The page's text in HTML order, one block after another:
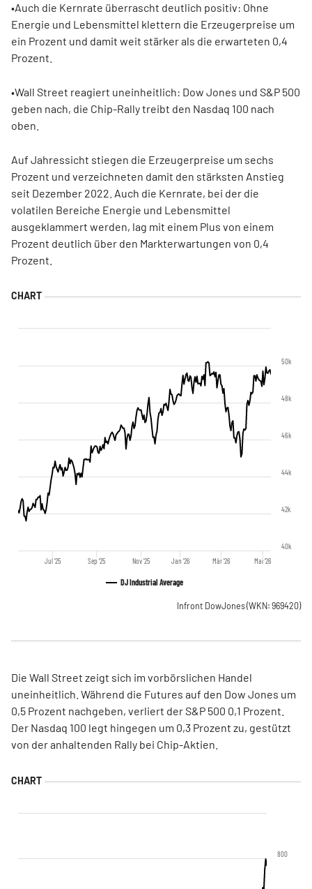
•Auch die Kernrate überrascht deutlich positiv: Ohne
Energie und Lebensmittel klettern die Erzeugerpreise um
ein Prozent und damit weit stärker als die erwarteten 0,4
Prozent.
•Wall Street reagiert uneinheitlich: Dow Jones und S&P 500
geben nach, die Chip-Rally treibt den Nasdaq 100 nach
oben.
Auf Jahressicht stiegen die Erzeugerpreise um sechs
Prozent und verzeichneten damit den stärksten Anstieg
seit Dezember 2022. Auch die Kernrate, bei der die
volatilen Bereiche Energie und Lebensmittel
ausgeklammert werden, lag mit einem Plus von einem
Prozent deutlich über den Markterwartungen von 0,4
Prozent.
DJ Industrial Average
Jul '25 Sep '25 Nov '25 Jan '26 Mär '26 Mai '26
40k
42k
44k
46k
48k
50k
Infront DowJones(WKN: 969420)
Die Wall Street zeigt sich im vorbörslichen Handel
uneinheitlich. Während die Futures auf den Dow Jones um
0,5 Prozent nachgeben, verliert der S&P 500 0,1 Prozent.
Der Nasdaq 100 legt hingegen um 0,3 Prozent zu, gestützt
von der anhaltenden Rally bei Chip-Aktien.
800